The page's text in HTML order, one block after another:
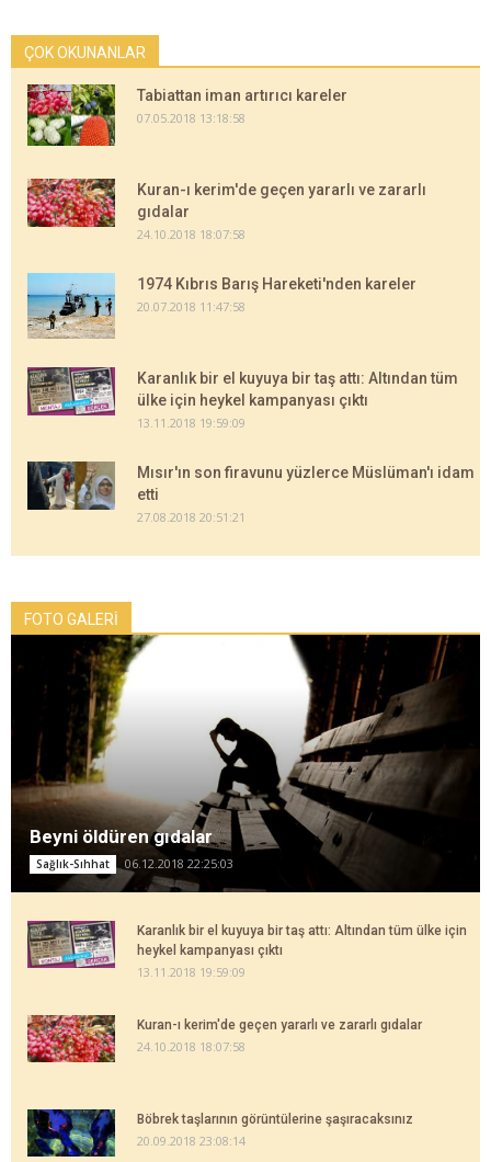
ÇOK OKUNANLAR
Tabiattan iman artırıcı kareler
07.05.2018 13:18:58
Kuran-ı kerim'de geçen yararlı ve zararlı
gıdalar
24.10.2018 18:07:58
1974 Kıbrıs Barış Hareketi'nden kareler
20.07.2018 11:47:58
Karanlık bir el kuyuya bir taş attı: Altından tüm
ülke için heykel kampanyası çıktı
13.11.2018 19:59:09
Mısır'ın son firavunu yüzlerce Müslüman'ı idam
etti
27.08.2018 20:51:21
FOTO GALERİ
Beyni öldüren gıdalar
Sağlık-Sıhhat 06.12.2018 22:25:03
Karanlık bir el kuyuya bir taş attı: Altından tüm ülke için
heykel kampanyası çıktı
13.11.2018 19:59:09
Kuran-ı kerim'de geçen yararlı ve zararlı gıdalar
24.10.2018 18:07:58
Böbrek taşlarının görüntülerine şaşıracaksınız
20.09.2018 23:08:14